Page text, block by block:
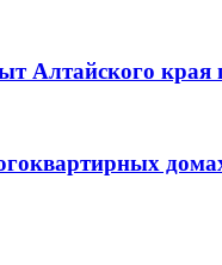
Алтайского края